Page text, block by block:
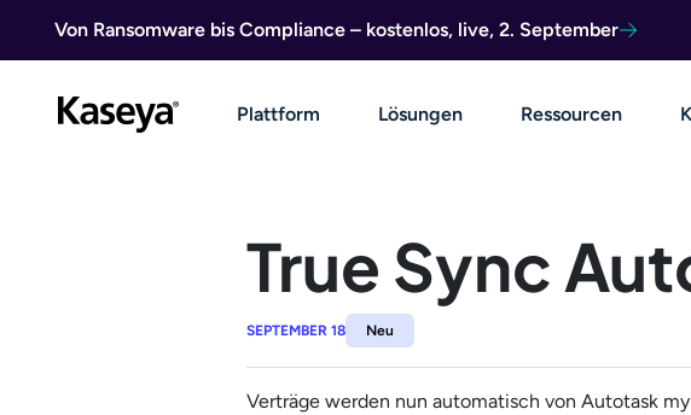
Von Ransomware bis Compliance – kostenlos, live, 2. September
Plattform Lösungen Ressourcen
True Sync
SEPTEMBER 18 Neu
Verträge werden nun automatisch von Autotask